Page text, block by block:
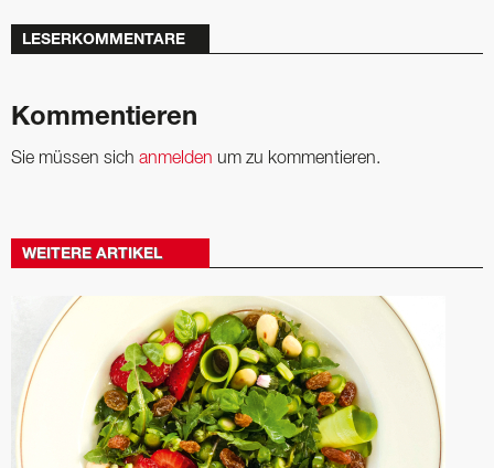
LESERKOMMENTARE
Kommentieren
Sie müssen sich anmelden um zu kommentieren.
WEITERE ARTIKEL